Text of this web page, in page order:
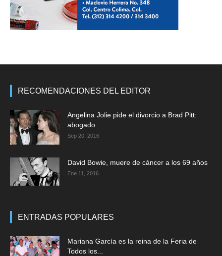
RECOMENDACIONES DEL EDITOR
Angelina Jolie pide el divorcio a Brad Pitt:
abogado
Sep 20, 2016
David Bowie, muere de cáncer a los 69 años
Ene 11, 2016
ENTRADAS POPULARES
Mariana García es la reina de la Feria de
Todos los...